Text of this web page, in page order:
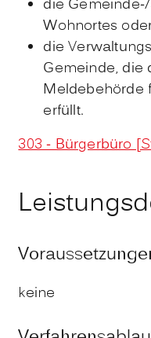
die
Wohnortes
die
Gemeinde, die
Meldebehörde
erfüllt.
303 - Bürgerbüro
keine